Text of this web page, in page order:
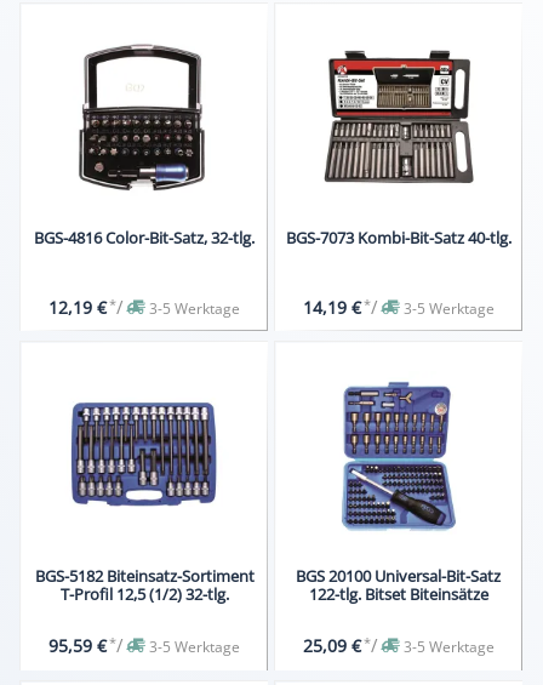
BGS-4816 Color-Bit-Satz, 32-tlg.
12,19 €*/ 3-5 Werktage
BGS-7073 Kombi-Bit-Satz 40-tlg.
14,19 €*/ 3-5 Werktage
BGS-5182 Biteinsatz-Sortiment
T-Profil 12,5 (1/2) 32-tlg.
95,59 €*/ 3-5 Werktage
BGS 20100 Universal-Bit-Satz
122-tlg. Bitset Biteinsätze
25,09 €*/ 3-5 Werktage